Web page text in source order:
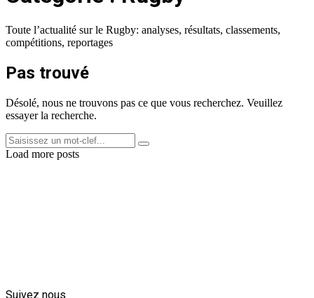
6),
mieux
titulaire
à
la
Zélande
Morgan
Parra
titulaire
à
la
Nouvelle-
Zélande
Toute l’actualité sur le Rugby: analyses, résultats, classements,
compétitions, reportages
Pas trouvé
Désolé, nous ne trouvons pas ce que vous recherchez. Veuillez
essayer la recherche.
Search
for:
Search
Load more posts
Suivez nous